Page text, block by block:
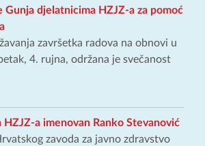
Gunja djelatnicima HZJZ-a za pomoć
završetka radova na obnovi u
4. rujna, održana je svečanost
HZJZ-a imenovan Ranko Stevanović
zavoda za javno zdravstvo